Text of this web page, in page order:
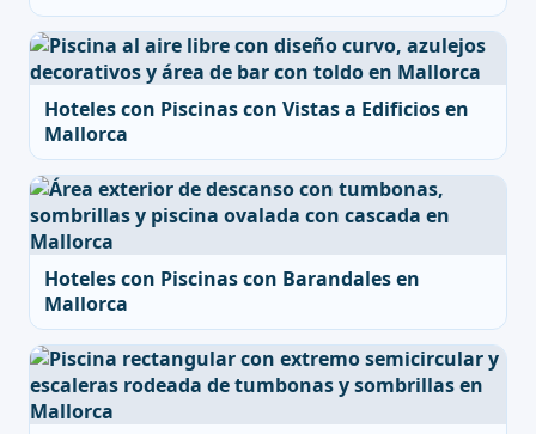
Hoteles con Piscinas con Vistas a Edificios en
Mallorca
Hoteles con Piscinas con Barandales en
Mallorca